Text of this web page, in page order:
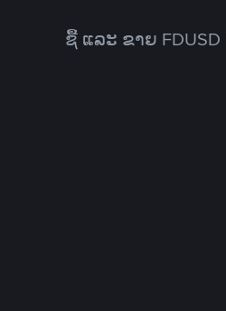
ຊື້ ແລະ ຂາຍ